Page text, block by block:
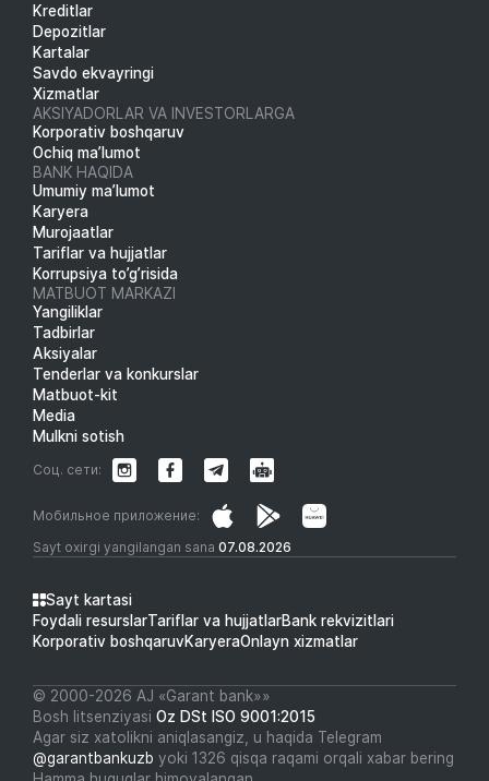
Kreditlar
Depozitlar
Kartalar
Savdo ekvayringi
Xizmatlar
AKSIYADORLAR VA INVESTORLARGA
Korporativ boshqaruv
Ochiq ma’lumot
BANK HAQIDA
Umumiy ma’lumot
Karyera
Murojaatlar
Tariflar va hujjatlar
Korrupsiya to’g’risida
MATBUOT MARKAZI
Yangiliklar
Tadbirlar
Aksiyalar
Tenderlar va konkurslar
Matbuot-kit
Media
Mulkni sotish
Sayt oxirgi yangilangan sana 07.08.2026
Мобильное приложение:
Соц. сети:
Sayt kartasi
Foydali resurslarTariflar va hujjatlarBank rekvizitlari
Korporativ boshqaruvKaryeraOnlayn xizmatlar
© 2000-2026 АJ «Garant bank»»
Bosh litsenziyasi Oz DSt ISO 9001:2015
Agar siz xatolikni aniqlasangiz, u haqida Telegram
@garantbankuzb yoki 1326 qisqa raqami orqali xabar bering